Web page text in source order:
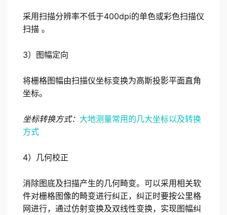
采用扫描分辨率不低于400dpi的单色或彩色扫描仪
扫描 。
3）图幅定向
将栅格图幅由扫描仪坐标变换为高斯投影平面直角
坐标。
坐标转换方式： 大地测量常用的几大坐标以及转换
方式
4）几何校正
消除图底及扫描产生的几何畸变。可以采用相关软
件对栅格图像的畸变进行纠正，纠正时要按公里格
网进行，通过仿射变换及双线性变换，实现图幅纠